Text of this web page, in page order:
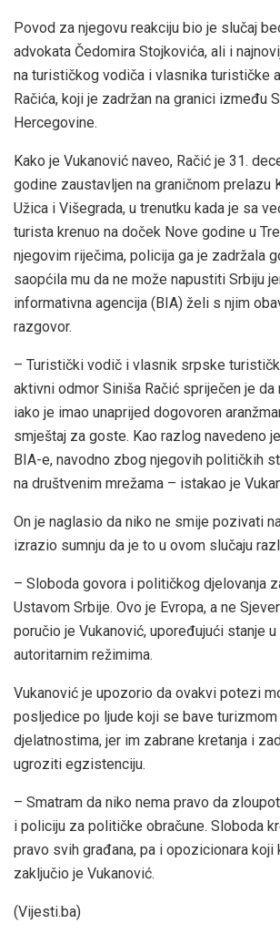
Povod za njegovu reakciju bio je slučaj
advokata Čedomira Stojkovića, ali i
na turističkog vodiča i vlasnika turističke
Račića, koji je zadržan na granici između
Hercegovine.
Kako je Vukanović naveo, Račić je 31.
godine zaustavljen na graničnom prelazu
Užica i Višegrada, u trenutku kada je sa
turista krenuo na doček Nove godine u
njegovim riječima, policija ga je zadržala
saopćila mu da ne može napustiti Srbiju
informativna agencija (BIA) želi s njim
razgovor.
– Turistički vodič i vlasnik srpske
aktivni odmor Siniša Račić spriječen je
iako je imao unaprijed dogovoren
smještaj za goste. Kao razlog navedeno
BIA-e, navodno zbog njegovih političkih
na društvenim mrežama – istakao je
On je naglasio da niko ne smije pozivati
izrazio sumnju da je to u ovom slučaju
– Sloboda govora i političkog djelovanja
Ustavom Srbije. Ovo je Evropa, a ne
poručio je Vukanović, upoređujući stanje
autoritarnim režimima.
Vukanović je upozorio da ovakvi potezi
posljedice po ljude koji se bave
djelatnostima, jer im zabrane kretanja i
ugroziti egzistenciju.
– Smatram da niko nema pravo da
i policiju za političke obračune. Sloboda
pravo svih građana, pa i opozicionara koji
zaključio je Vukanović.
(Vijesti.ba)